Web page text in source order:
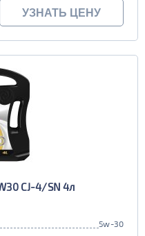
УЗНАТЬ ЦЕНУ
CJ-4/SN 4л
5w-30